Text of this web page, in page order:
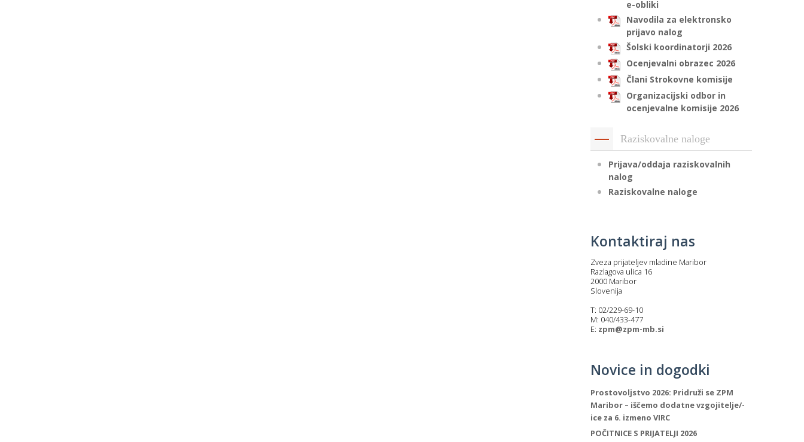
e-obliki
Navodila za elektronsko
prijavo nalog
Šolski koordinatorji 2026
Ocenjevalni obrazec 2026
Člani Strokovne komisije
Organizacijski odbor in
ocenjevalne komisije 2026
Raziskovalne naloge
Prijava/oddaja raziskovalnih
nalog
Raziskovalne naloge
Kontaktiraj nas
Zveza prijateljev mladine Maribor
Razlagova ulica 16
2000 Maribor
Slovenija
T: 02/229-69-10
M: 040/433-477
E: zpm@zpm-mb.si
Novice in dogodki
Prostovoljstvo 2026: Pridruži se ZPM
Maribor – iščemo dodatne vzgojitelje/-
ice za 6. izmeno VIRC
POČITNICE S PRIJATELJI 2026